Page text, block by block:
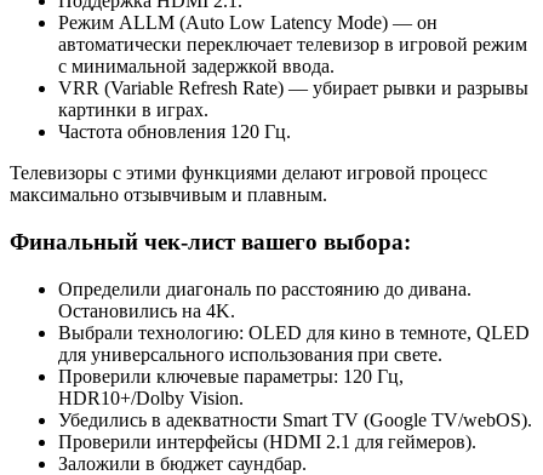
Режим ALLM (Auto Low Latency Mode) — он
автоматически переключает телевизор в игровой режим
с минимальной задержкой ввода.
VRR (Variable Refresh Rate) — убирает рывки и разрывы
картинки в играх.
Частота обновления 120 Гц.
Телевизоры с этими функциями делают игровой процесс
максимально отзывчивым и плавным.
Финальный чек-лист вашего выбора:
Определили диагональ по расстоянию до дивана.
Остановились на 4K.
Выбрали технологию: OLED для кино в темноте, QLED
для универсального использования при свете.
Проверили ключевые параметры: 120 Гц,
HDR10+/Dolby Vision.
Убедились в адекватности Smart TV (Google TV/webOS).
Проверили интерфейсы (HDMI 2.1 для геймеров).
Заложили в бюджет саундбар.